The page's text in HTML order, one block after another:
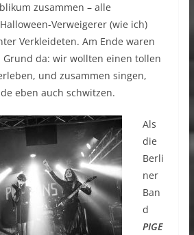
zusammen – alle
Verweigerer (wie ich)
Verkleideten. Am Ende waren
da: wir wollten einen tollen
und zusammen singen,
eben auch schwitzen.
Als
die
Berli
ner
Ban
d
PIGE